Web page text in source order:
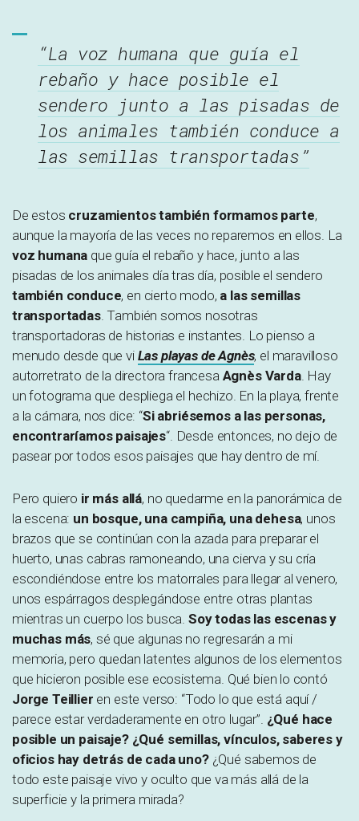
“La voz humana que guía el
rebaño y hace posible el
sendero junto a las pisadas de
los animales también conduce a
las semillas transportadas”
De estos cruzamientos también formamos parte,
aunque la mayoría de las veces no reparemos en ellos. La
voz humana que guía el rebaño y hace, junto a las
pisadas de los animales día tras día, posible el sendero
también conduce, en cierto modo, a las semillas
transportadas. También somos nosotras
transportadoras de historias e instantes. Lo pienso a
menudo desde que vi Las playas de Agnès, el maravilloso
autorretrato de la directora francesa Agnès Varda. Hay
un fotograma que despliega el hechizo. En la playa, frente
a la cámara, nos dice: “Si abriésemos a las personas,
encontraríamos paisajes“. Desde entonces, no dejo de
pasear por todos esos paisajes que hay dentro de mí.
Pero quiero ir más allá, no quedarme en la panorámica de
la escena: un bosque, una campiña, una dehesa, unos
brazos que se continúan con la azada para preparar el
huerto, unas cabras ramoneando, una cierva y su cría
escondiéndose entre los matorrales para llegar al venero,
unos espárragos desplegándose entre otras plantas
mientras un cuerpo los busca. Soy todas las escenas y
muchas más, sé que algunas no regresarán a mi
memoria, pero quedan latentes algunos de los elementos
que hicieron posible ese ecosistema. Qué bien lo contó
Jorge Teillier en este verso: “Todo lo que está aquí /
parece estar verdaderamente en otro lugar”. ¿Qué hace
posible un paisaje? ¿Qué semillas, vínculos, saberes y
oficios hay detrás de cada uno?¿Qué sabemos de
todo este paisaje vivo y oculto que va más allá de la
superficie y la primera mirada?